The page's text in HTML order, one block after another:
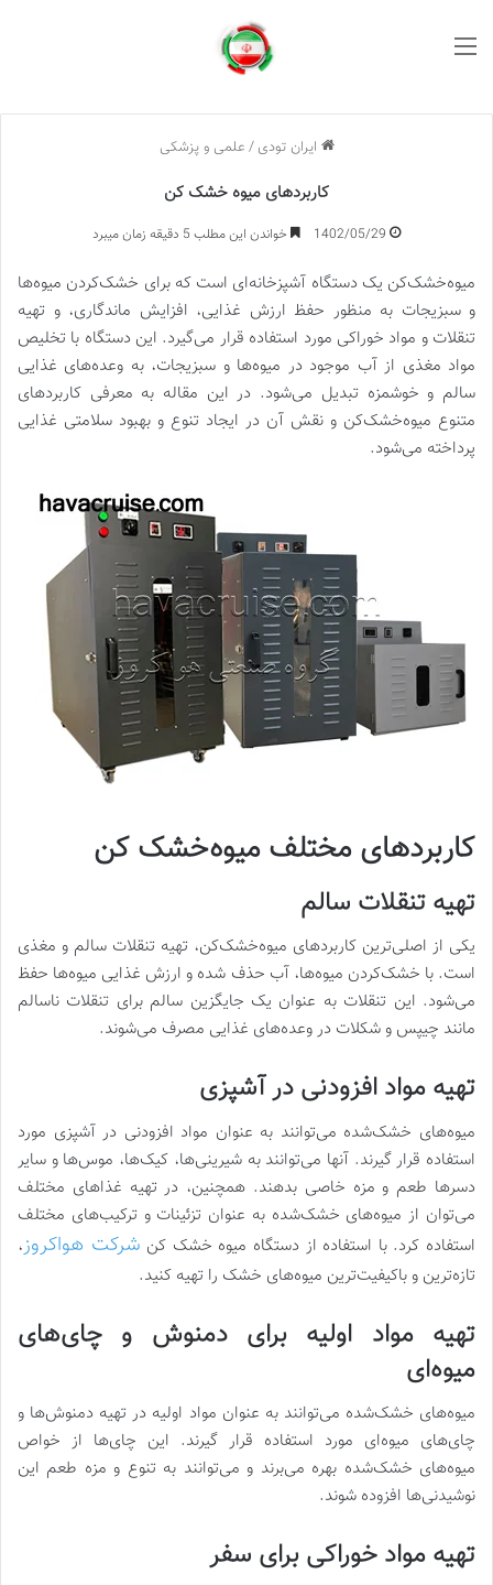
ایران تودی / علمی و پزشکی
کاربردهای میوه خشک کن
1402/05/29 خواندن این مطلب 5 دقیقه زمان میبرد
میوه‌خشک‌کن یک دستگاه آشپزخانه‌ای است که برای خشک‌کردن میوه‌ها
و سبزیجات به منظور حفظ ارزش غذایی، افزایش ماندگاری، و تهیه
تنقلات و مواد خوراکی مورد استفاده قرار می‌گیرد. این دستگاه با تخلیص
مواد مغذی از آب موجود در میوه‌ها و سبزیجات، به وعده‌های غذایی
سالم و خوشمزه تبدیل می‌شود. در این مقاله به معرفی کاربردهای
متنوع میوه‌خشک‌کن و نقش آن در ایجاد تنوع و بهبود سلامتی غذایی
پرداخته می‌شود.
کاربردهای مختلف میوه‌خشک کن
تهیه تنقلات سالم
یکی از اصلی‌ترین کاربردهای میوه‌خشک‌کن، تهیه تنقلات سالم و مغذی
است. با خشک‌کردن میوه‌ها، آب حذف شده و ارزش غذایی میوه‌ها حفظ
می‌شود. این تنقلات به عنوان یک جایگزین سالم برای تنقلات ناسالم
مانند چیپس و شکلات در وعده‌های غذایی مصرف می‌شوند.
تهیه مواد افزودنی در آشپزی
میوه‌های خشک‌شده می‌توانند به عنوان مواد افزودنی در آشپزی مورد
استفاده قرار گیرند. آنها می‌توانند به شیرینی‌ها، کیک‌ها، موس‌ها و سایر
دسرها طعم و مزه خاصی بدهند. همچنین، در تهیه غذاهای مختلف
می‌توان از میوه‌های خشک‌شده به عنوان تزئینات و ترکیب‌های مختلف
استفاده کرد. با استفاده از دستگاه میوه خشک کن شرکت هواکروز،
تازه‌ترین و باکیفیت‌ترین میوه‌های خشک را تهیه کنید.
تهیه مواد اولیه برای دمنوش و چای‌های
میوه‌ای
میوه‌های خشک‌شده می‌توانند به عنوان مواد اولیه در تهیه دمنوش‌ها و
چای‌های میوه‌ای مورد استفاده قرار گیرند. این چای‌ها از خواص
میوه‌های خشک‌شده بهره می‌برند و می‌توانند به تنوع و مزه طعم این
نوشیدنی‌ها افزوده شوند.
تهیه مواد خوراکی برای سفر